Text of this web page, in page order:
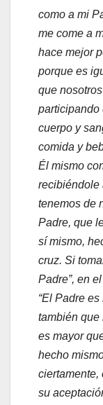
como a mi
me come a
hace mejor
porque es
que
participando
cuerpo y
comida y
Él mismo
recibiéndole
tenemos de
Padre, que
sí mismo,
cruz. Si
Padre”, en
“El Padre
también que
es mayor
hecho
ciertamente,
su